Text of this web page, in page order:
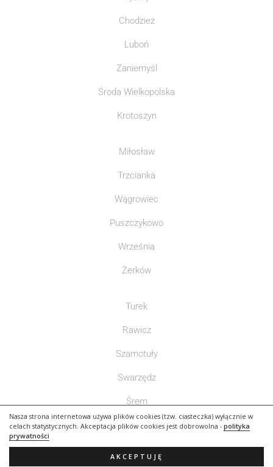
Nasza strona internetowa używa plików cookies (tzw. ciasteczka) wyłącznie w
celach statystycznych. Akceptacja plików cookies jest dobrowolna - polityka
prywatności
AKCEPTUJĘ
Chodzież
Luboń
Zaniemyśl
Środa Wielkopolska
Krotoszyn
Miłosław
Trzcianka
Wągrowiec
Puszczykowo
Września
Żerków
Turek
Rawicz
Szamotuły
Swarzędz
Śrem
Słupca